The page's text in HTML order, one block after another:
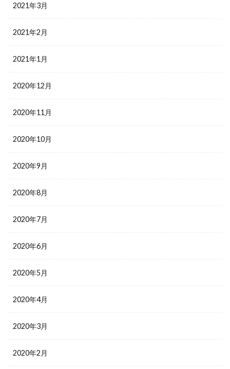
2021年3月
2021年2月
2021年1月
2020年12月
2020年11月
2020年10月
2020年9月
2020年8月
2020年7月
2020年6月
2020年5月
2020年4月
2020年3月
2020年2月